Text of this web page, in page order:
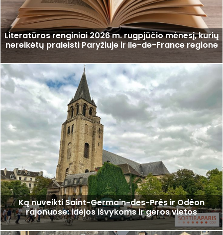
Literatūros renginiai 2026 m. rugpjūčio mėnesį, kurių
nereikėtų praleisti Paryžiuje ir Ile-de-France regione
Ką nuveikti Saint-Germain-des-Prés ir Odéon
rajonuose: idėjos išvykoms ir geros vietos